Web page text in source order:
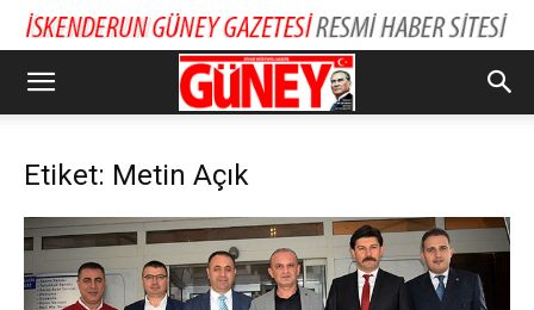
Etiket: Metin Açık